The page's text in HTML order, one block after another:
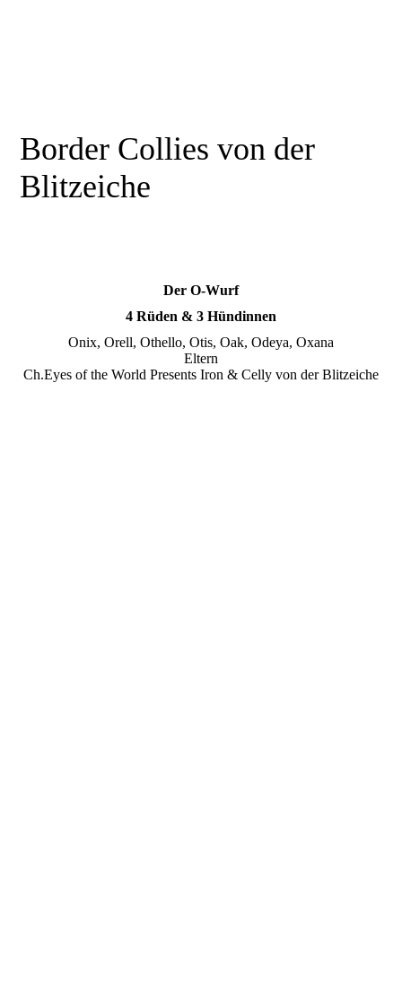
Border Collies von der
Blitzeiche
Der O-Wurf
4 Rüden & 3 Hündinnen
Onix, Orell, Othello, Otis, Oak, Odeya, Oxana
Eltern
Ch.Eyes of the World Presents Iron & Celly von der Blitzeiche